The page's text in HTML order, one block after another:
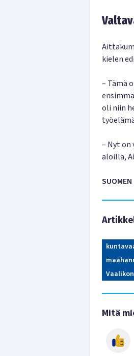
kielen
– Tämä
oli niin
– Nyt on
aloilla,
Mitä